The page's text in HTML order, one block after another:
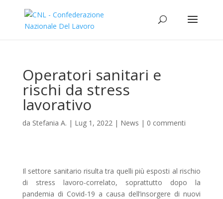
Operatori sanitari e
rischi da stress
lavorativo
da Stefania A. | Lug 1, 2022| News | 0 commenti
Il settore sanitario risulta tra quelli più esposti al rischio
di stress lavoro-correlato, soprattutto dopo la
pandemia di Covid-19 a causa dell’insorgere di nuovi